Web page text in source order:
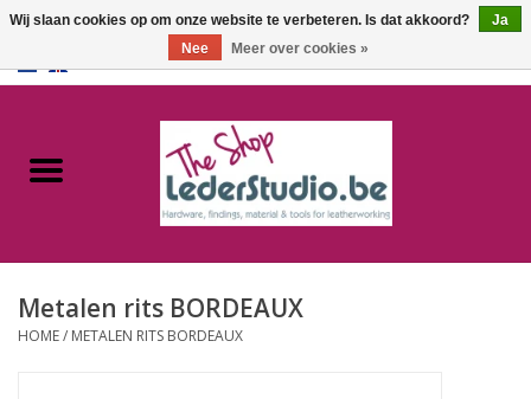
Catalogus
FAQ
Metalen rits BORDEAUX
HOME/ METALEN RITS BORDEAUX
Wij slaan cookies op om onze website te verbeteren. Is dat akkoord?
Ja
Nee
Meer over cookies »